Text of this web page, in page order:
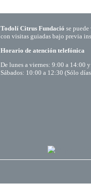
Todolí Citrus Fundació se
con visitas guiadas bajo previa
Horario de atención telefónica
De lunes a viernes: 9:00 a 14:00
Sábados: 10:00 a 12:30 (Sólo